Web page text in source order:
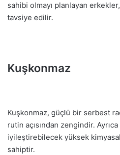
sahibi olmayı planlayan
tavsiye edilir.
Kuşkonmaz
Kuşkonmaz, güçlü bir serbest
rutin açısından zengindir.
iyileştirebilecek yüksek
sahiptir.